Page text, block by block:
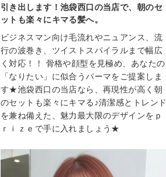
引き出します！池袋西口の当店で、朝のセ
ットも楽々にキマる髪へ。
ビジネスマン向け毛流れやニュアンス、流
行の波巻き、ツイストスパイラルまで幅広
く対応！！ 骨格や顔型を見極め、あなたの
「なりたい」に似合うパーマをご提案しま
す★池袋西口の当店なら、再現性が高く朝
のセットも楽々にキマる♪清潔感とトレンド
を兼ね備えた、魅力最大限のデザインをｐ
ｒｉｚｅで手に入れましょう★